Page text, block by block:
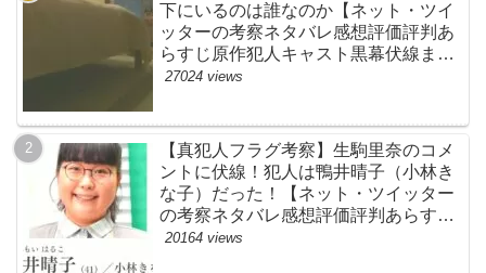
下にいるのは誰なのか【ネット・ツイ
ッターの考察ネタバレ感想評価評判あ
らすじ原作犯人キャスト黒幕伏線まと
め】
27024 views
【真犯人フラグ考察】生駒里奈のコメ
ントに伏線！犯人は鴨井晴子（小林き
な子）だった！【ネット・ツイッター
の考察ネタバレ感想評価評判あらすじ
原作犯人キャスト黒幕伏線まとめ・鴨
20164 views